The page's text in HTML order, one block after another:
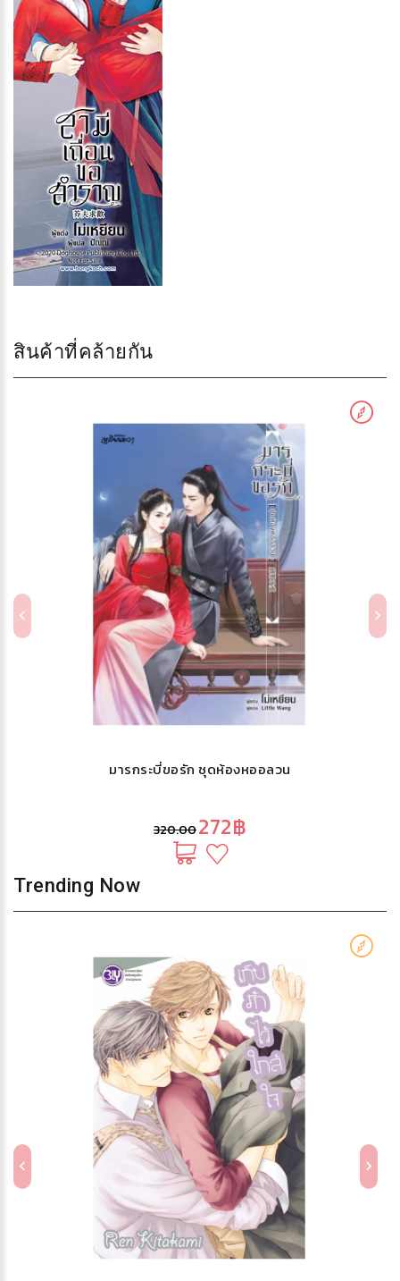
สินค้าที่คล้ายกัน
มารกระบี่ขอรัก ชุดห้องหออลวน
320.00272฿
Trending Now